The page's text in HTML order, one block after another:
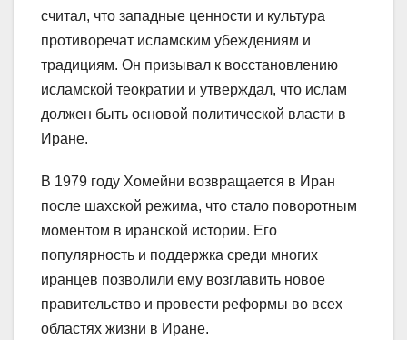
считал, что западные ценности и культура
противоречат исламским убеждениям и
традициям. Он призывал к восстановлению
исламской теократии и утверждал, что ислам
должен быть основой политической власти в
Иране.
В 1979 году Хомейни возвращается в Иран
после шахской режима, что стало поворотным
моментом в иранской истории. Его
популярность и поддержка среди многих
иранцев позволили ему возглавить новое
правительство и провести реформы во всех
областях жизни в Иране.